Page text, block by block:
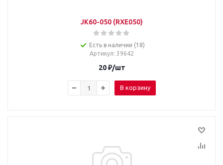
JK60-050 (RXE050)
Есть в наличии (18)
Артикул: 39642
20₽/шт
В корзину